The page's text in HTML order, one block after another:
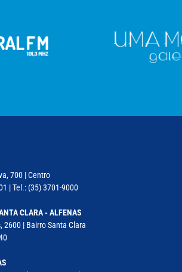
700 | Centro
| Tel.: (35) 3701-9000
CLARA - ALFENAS
2600 | Bairro Santa Clara